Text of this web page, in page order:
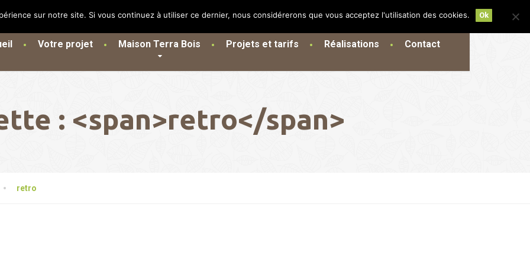
Votre projet Maison Terra Bois Projets et tarifs Réalisations Contact
: <span>retro</span>
retro
sur notre site. Si vous continuez à utiliser ce dernier, nous considérerons que vous acceptez l'utilisation des cookies. Ok